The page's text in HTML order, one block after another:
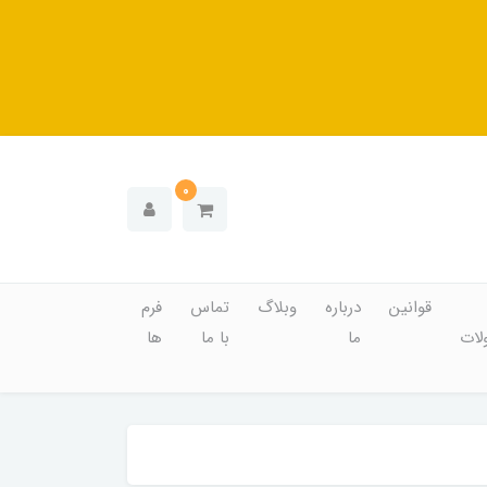
0
قوانین
درباره
ما
وبلاگ
تماس
با ما
فرم
ها